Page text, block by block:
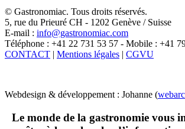
X
© Gastronomiac. Tous droits réservés.
5, rue du Prieuré CH - 1202 Genève / Suisse
E-mail : info@gastronomiac.com
Téléphone : +41 22 731 53 57 - Mobile : +41
CONTACT | Mentions légales | CGVU
Webdesign & développement : Johanne (
Le monde de la gastronomie vous